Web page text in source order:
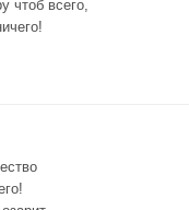
чтоб всего,